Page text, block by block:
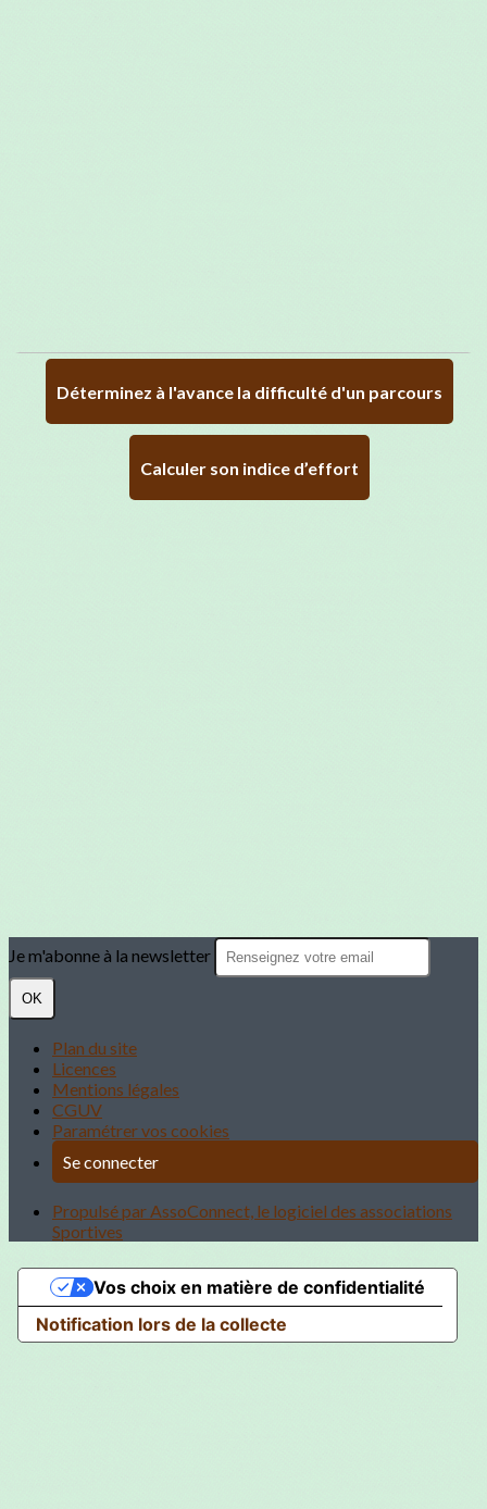
Déterminez à l'avance la difficulté d'un parcours
Calculer son indice d’effort
Je m'abonne à la newsletter
OK
Plan du site
Licences
Mentions légales
CGUV
Paramétrer vos cookies
Se connecter
Propulsé par AssoConnect, le logiciel des associations
Sportives
Notification lors de la collecte
Vos choix en matière de confidentialité